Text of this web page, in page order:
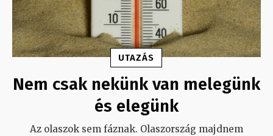
UTAZÁS
Nem csak nekünk van melegünk
és elegünk
Az olaszok sem fáznak. Olaszország majdnem